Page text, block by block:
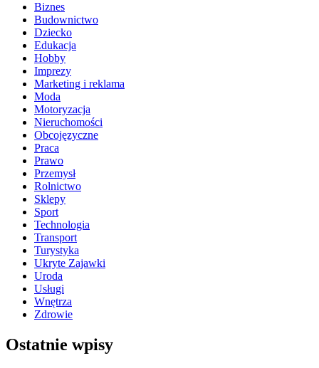
Biznes
Budownictwo
Dziecko
Edukacja
Hobby
Imprezy
Marketing i reklama
Moda
Motoryzacja
Nieruchomości
Obcojęzyczne
Praca
Prawo
Przemysł
Rolnictwo
Sklepy
Sport
Technologia
Transport
Turystyka
Ukryte Zajawki
Uroda
Usługi
Wnętrza
Zdrowie
Ostatnie wpisy